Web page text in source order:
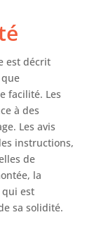
à
de
du
simple
: les
est décrit
facilité. Les
à des
Les avis
instructions,
de
la
est
sa solidité.